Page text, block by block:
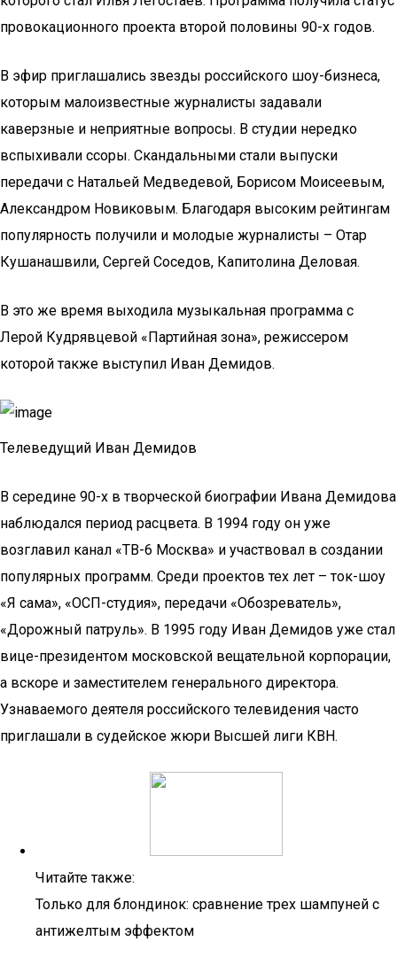
провокационного проекта второй половины 90-х годов.
В эфир приглашались звезды российского шоу-бизнеса,
которым малоизвестные журналисты задавали
каверзные и неприятные вопросы. В студии нередко
вспыхивали ссоры. Скандальными стали выпуски
передачи с Натальей Медведевой, Борисом Моисеевым,
Александром Новиковым. Благодаря высоким рейтингам
популярность получили и молодые журналисты – Отар
Кушанашвили, Сергей Соседов, Капитолина Деловая.
В это же время выходила музыкальная программа с
Лерой Кудрявцевой «Партийная зона», режиссером
которой также выступил Иван Демидов.
Телеведущий Иван Демидов
В середине 90-х в творческой биографии Ивана Демидова
наблюдался период расцвета. В 1994 году он уже
возглавил канал «ТВ-6 Москва» и участвовал в создании
популярных программ. Среди проектов тех лет – ток-шоу
«Я сама», «ОСП-студия», передачи «Обозреватель»,
«Дорожный патруль». В 1995 году Иван Демидов уже стал
вице-президентом московской вещательной корпорации,
а вскоре и заместителем генерального директора.
Узнаваемого деятеля российского телевидения часто
приглашали в судейское жюри Высшей лиги КВН.
Читайте также:
Только для блондинок: сравнение трех шампуней с
антижелтым эффектом